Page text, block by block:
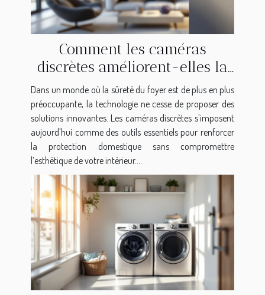
Comment les caméras
discrètes améliorent-elles la
sécurité domestique ?
Dans un monde où la sûreté du foyer est de plus en plus
préoccupante, la technologie ne cesse de proposer des
solutions innovantes. Les caméras discrètes s'imposent
aujourd'hui comme des outils essentiels pour renforcer
la protection domestique sans compromettre
l’esthétique de votre intérieur....